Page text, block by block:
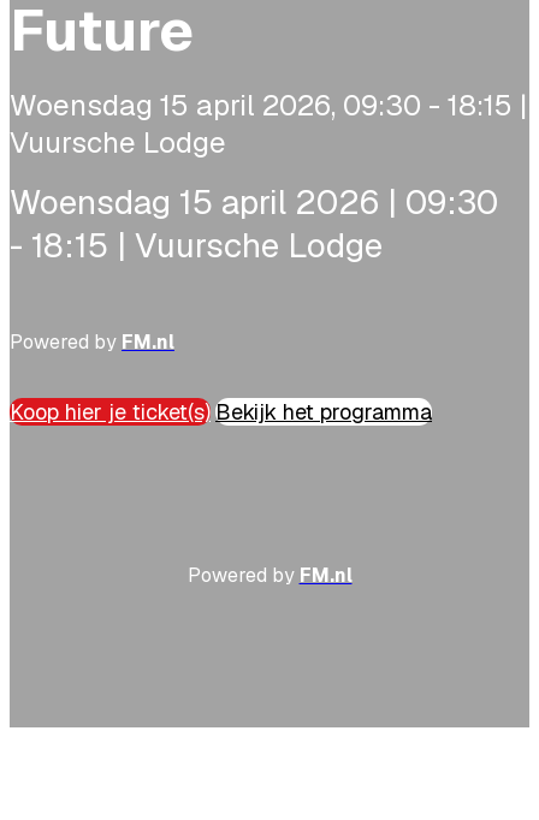
Future
Woensdag 15 april 2026, 09:30 - 18:15 |
Vuursche Lodge
Woensdag 15 april 2026 | 09:30
- 18:15 | Vuursche Lodge
Powered by FM.nl
Koop hier je ticket(s)Bekijk het programma
Powered by FM.nl